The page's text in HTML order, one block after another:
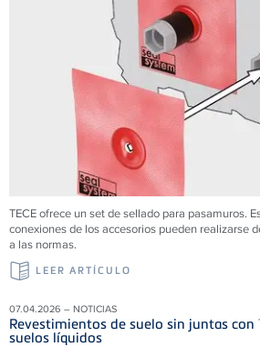
TECE ofrece un set de sellado para pasamuros.
conexiones de los accesorios pueden realizarse
a las normas.
LEER ARTÍCULO
07.04.2026 – NOTICIAS
Revestimientos de suelo sin juntas con
suelos líquidos